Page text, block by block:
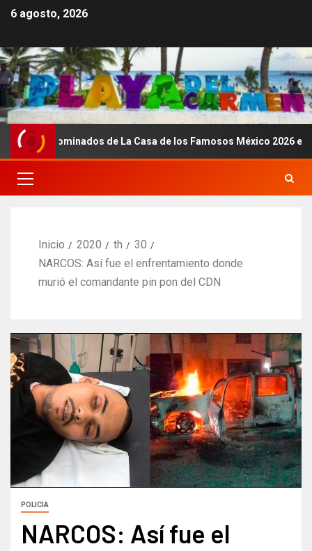
6 agosto, 2026
nominados de La Casa de los Famosos México 2026 en la
Inicio 2020 th
30
NARCOS: Así fue el enfrentamiento donde
murió el comandante pin pon del CDN
POLICIA
NARCOS: Así fue el